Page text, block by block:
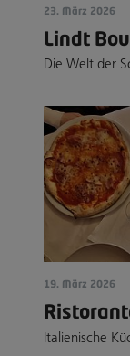
23. März 2026
Lindt
Die Welt der
19. März 2026
Italienische